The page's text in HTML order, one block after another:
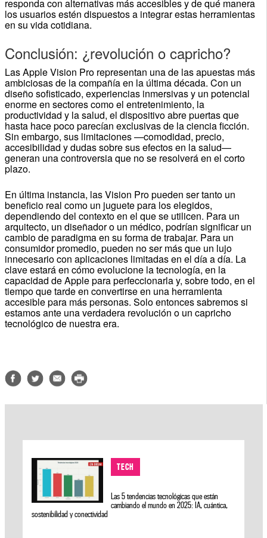
responda con alternativas más accesibles y de qué manera
los usuarios estén dispuestos a integrar estas herramientas
en su vida cotidiana.
Conclusión: ¿revolución o capricho?
Las Apple Vision Pro representan una de las apuestas más
ambiciosas de la compañía en la última década. Con un
diseño sofisticado, experiencias inmersivas y un potencial
enorme en sectores como el entretenimiento, la
productividad y la salud, el dispositivo abre puertas que
hasta hace poco parecían exclusivas de la ciencia ficción.
Sin embargo, sus limitaciones —comodidad, precio,
accesibilidad y dudas sobre sus efectos en la salud—
generan una controversia que no se resolverá en el corto
plazo.
En última instancia, las Vision Pro pueden ser tanto un
beneficio real como un juguete para los elegidos,
dependiendo del contexto en el que se utilicen. Para un
arquitecto, un diseñador o un médico, podrían significar un
cambio de paradigma en su forma de trabajar. Para un
consumidor promedio, pueden no ser más que un lujo
innecesario con aplicaciones limitadas en el día a día. La
clave estará en cómo evolucione la tecnología, en la
capacidad de Apple para perfeccionarla y, sobre todo, en el
tiempo que tarde en convertirse en una herramienta
accesible para más personas. Solo entonces sabremos si
estamos ante una verdadera revolución o un capricho
tecnológico de nuestra era.
TECH
Las 5 tendencias tecnológicas que están
cambiando el mundo en 2025: IA, cuántica,
sostenibilidad y conectividad